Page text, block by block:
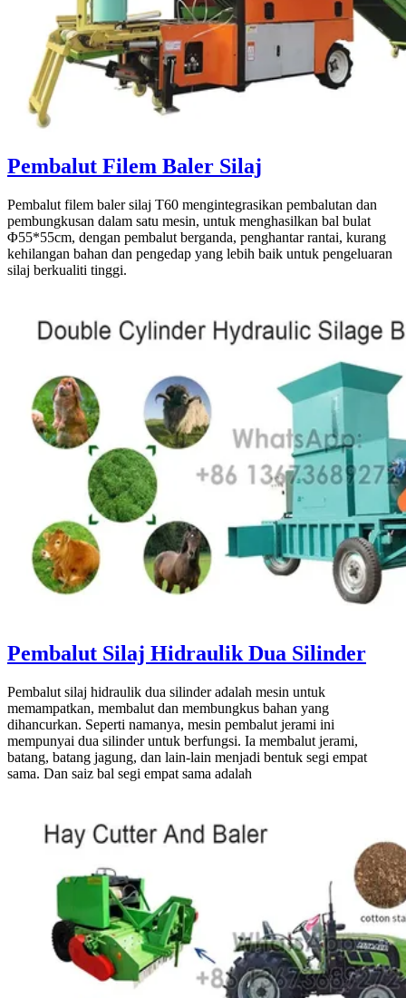
Pembalut Filem Baler Silaj
Pembalut filem baler silaj T60 mengintegrasikan pembalutan dan
pembungkusan dalam satu mesin, untuk menghasilkan bal bulat
Φ55*55cm, dengan pembalut berganda, penghantar rantai, kurang
kehilangan bahan dan pengedap yang lebih baik untuk pengeluaran
silaj berkualiti tinggi.
Pembalut Silaj Hidraulik Dua Silinder
Pembalut silaj hidraulik dua silinder adalah mesin untuk
memampatkan, membalut dan membungkus bahan yang
dihancurkan. Seperti namanya, mesin pembalut jerami ini
mempunyai dua silinder untuk berfungsi. Ia membalut jerami,
batang, batang jagung, dan lain-lain menjadi bentuk segi empat
sama. Dan saiz bal segi empat sama adalah